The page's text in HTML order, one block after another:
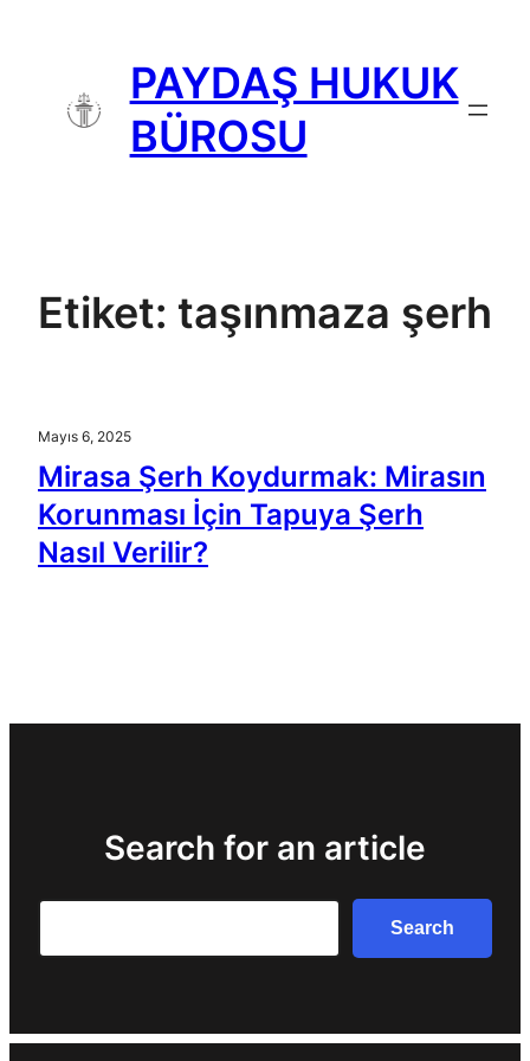
PAYDAŞ HUKUK
BÜROSU
Etiket: taşınmaza şerh
Mayıs 6, 2025
Mirasa Şerh Koydurmak: Mirasın
Korunması İçin Tapuya Şerh
Nasıl Verilir?
Search for an article
Search